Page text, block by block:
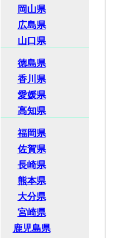
岡山県
広島県
山口県
徳島県
香川県
愛媛県
高知県
福岡県
佐賀県
長崎県
熊本県
大分県
宮崎県
鹿児島県